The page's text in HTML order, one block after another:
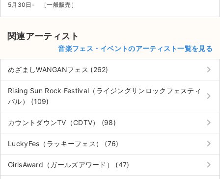
5月30日- ［一般販売］
関連アーティスト
音楽フェス・イベントのアーティスト一覧を見る
めざましWANGANフェス (262) keyboard_arrow_right
Rising Sun Rock Festival（ライジングサンロックフェスティ
バル） (109)
keyboard_arrow_right
カウントダウンTV（CDTV） (98) keyboard_arrow_right
LuckyFes（ラッキーフェス） (76) keyboard_arrow_right
GirlsAward（ガールズアワード） (47) keyboard_arrow_right